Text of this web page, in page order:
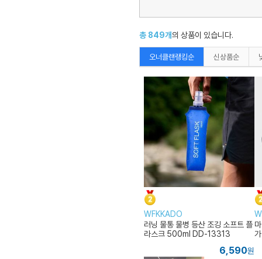
총 849개의 상품이 있습니다.
오너클랜랭킹순 신상품순
WFKKADO
러닝 물통 물병 등산 조깅 소프트 플
라스크 500ml DD-13313
6,590원